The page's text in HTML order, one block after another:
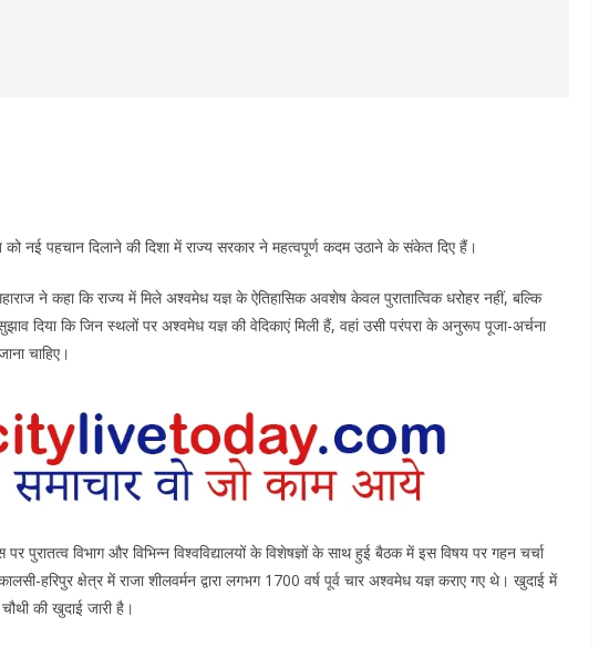
को नई पहचान दिलाने की दिशा में राज्य सरकार ने महत्वपूर्ण कदम उठाने के संकेत दिए हैं।
ने कहा कि राज्य में मिले अश्वमेध यज्ञ के ऐतिहासिक अवशेष केवल पुरातात्विक धरोहर नहीं, बल्कि
दिया कि जिन स्थलों पर अश्वमेध यज्ञ की वेदिकाएं मिली हैं, वहां उसी परंपरा के अनुरूप पूजा-अर्चना
चाहिए।
पुरातत्व विभाग और विभिन्न विश्वविद्यालयों के विशेषज्ञों के साथ हुई बैठक में इस विषय पर गहन चर्चा
हरिपुर क्षेत्र में राजा शीलवर्मन द्वारा लगभग 1700 वर्ष पूर्व चार अश्वमेध यज्ञ कराए गए थे। खुदाई में
की खुदाई जारी है।